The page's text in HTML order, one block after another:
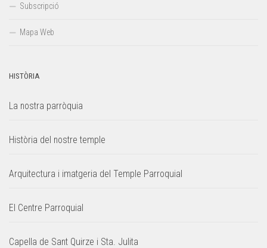
Subscripció
Mapa Web
HISTÒRIA
La nostra parròquia
Història del nostre temple
Arquitectura i imatgeria del Temple Parroquial
El Centre Parroquial
Capella de Sant Quirze i Sta. Julita